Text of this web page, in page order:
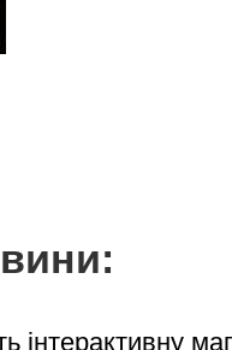
інтерактивну